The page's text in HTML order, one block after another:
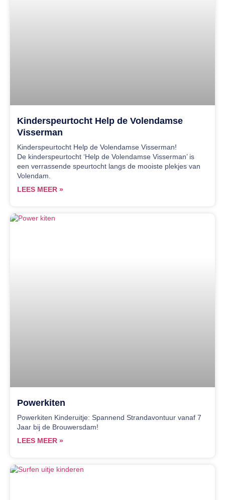
Kinderspeurtocht Help de Volendamse
Visserman
Kinderspeurtocht Help de Volendamse Visserman!
De kinderspeurtocht ‘Help de Volendamse Visserman’ is
een verrassende speurtocht langs de mooiste plekjes van
Volendam.
LEES MEER »
Powerkiten
Powerkiten Kinderuitje: Spannend Strandavontuur vanaf 7
Jaar bij de Brouwersdam!
LEES MEER »